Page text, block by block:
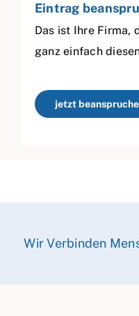
Eintrag
Das ist Ihre Firma,
ganz einfach
jetzt
Wir Verbinden